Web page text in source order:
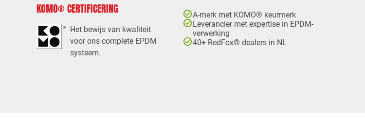
KOMO® CERTIFICERING
Het bewijs van kwaliteit
voor ons complete EPDM
systeem.
check_circleA-merk met KOMO® keurmerk
check_circleLeverancier met expertise in EPDM-
verwerking
check_circle40+ RedFox® dealers in NL